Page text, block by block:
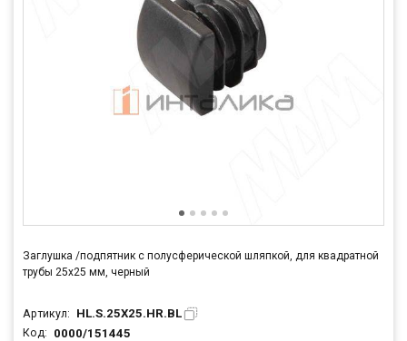
Заглушка /подпятник с полусферической шляпкой, для квадратной
трубы 25x25 мм, черный
Артикул: HL.S.25X25.HR.BL
Код: 0000/151445